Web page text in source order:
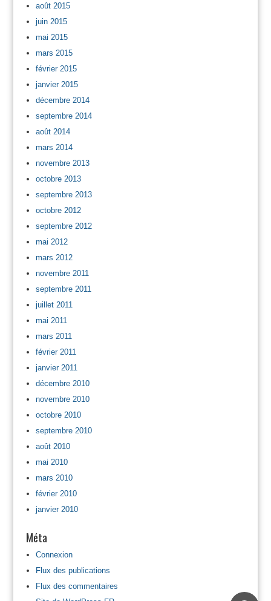
août 2015
juin 2015
mai 2015
mars 2015
février 2015
janvier 2015
décembre 2014
septembre 2014
août 2014
mars 2014
novembre 2013
octobre 2013
septembre 2013
octobre 2012
septembre 2012
mai 2012
mars 2012
novembre 2011
septembre 2011
juillet 2011
mai 2011
mars 2011
février 2011
janvier 2011
décembre 2010
novembre 2010
octobre 2010
septembre 2010
août 2010
mai 2010
mars 2010
février 2010
janvier 2010
Méta
Connexion
Flux des publications
Flux des commentaires